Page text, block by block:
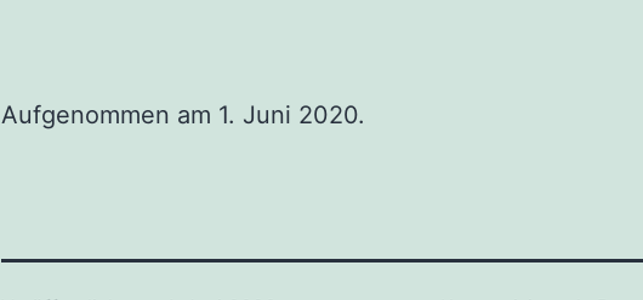
Aufgenommen am 1. Juni 2020.